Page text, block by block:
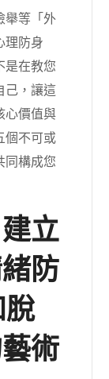
舉等「外
理防身
是在教您
己，讓這
心價值與
個不可或
同構成您
立
防
術